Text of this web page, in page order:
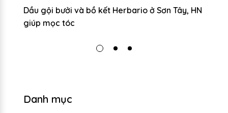
Dầu gội bưởi và bồ kết Herbario ở Sơn Tây, HN
giúp mọc tóc
Danh mục